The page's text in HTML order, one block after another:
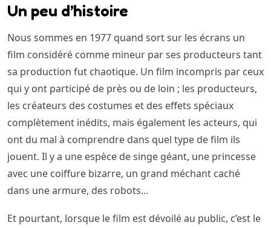
Un peu d’histoire
Nous sommes en 1977 quand sort sur les écrans un
film considéré comme mineur par ses producteurs tant
sa production fut chaotique. Un film incompris par ceux
qui y ont participé de près ou de loin ; les producteurs,
les créateurs des costumes et des effets spéciaux
complètement inédits, mais également les acteurs, qui
ont du mal à comprendre dans quel type de film ils
jouent. Il y a une espèce de singe géant, une princesse
avec une coiffure bizarre, un grand méchant caché
dans une armure, des robots…
Et pourtant, lorsque le film est dévoilé au public, c’est le